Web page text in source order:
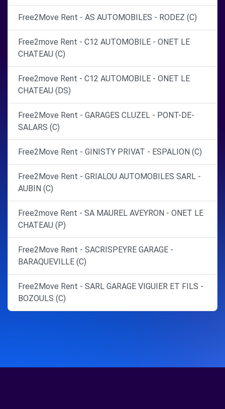
Free2Move Rent - AS AUTOMOBILES - RODEZ (C)
Free2move Rent - C12 AUTOMOBILE - ONET LE
CHATEAU (C)
Free2move Rent - C12 AUTOMOBILE - ONET LE
CHATEAU (DS)
Free2Move Rent - GARAGES CLUZEL - PONT-DE-
SALARS (C)
Free2Move Rent - GINISTY PRIVAT - ESPALION (C)
Free2Move Rent - GRIALOU AUTOMOBILES SARL -
AUBIN (C)
Free2move Rent - SA MAUREL AVEYRON - ONET LE
CHATEAU (P)
Free2Move Rent - SACRISPEYRE GARAGE -
BARAQUEVILLE (C)
Free2Move Rent - SARL GARAGE VIGUIER ET FILS -
BOZOULS (C)